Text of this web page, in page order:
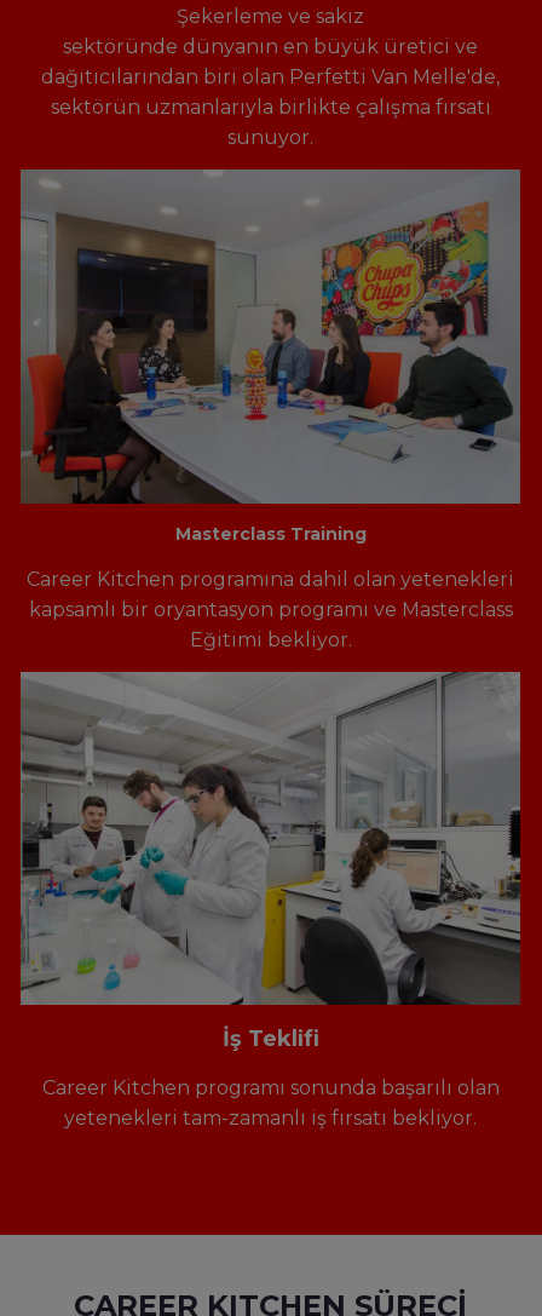
Şekerleme ve sakız
sektöründe dünyanın en büyük üretici ve
dağıtıcılarından biri olan Perfetti Van Melle'de,
sektörün uzmanlarıyla birlikte çalışma fırsatı
sunuyor.
Masterclass Training
Career Kitchen programına dahil olan yetenekleri
kapsamlı bir oryantasyon programı ve Masterclass
Eğitimi bekliyor.
İş Teklifi
Career Kitchen programı sonunda başarılı olan
yetenekleri tam-zamanlı iş fırsatı bekliyor.
CAREER KITCHEN SÜRECİ